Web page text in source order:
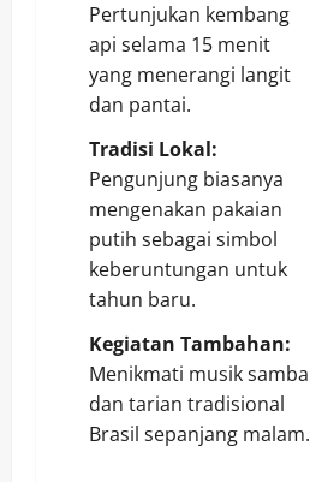
Pertunjukan kembang
api selama 15 menit
yang menerangi langit
dan pantai.
Tradisi Lokal:
Pengunjung biasanya
mengenakan pakaian
putih sebagai simbol
keberuntungan untuk
tahun baru.
Kegiatan Tambahan:
Menikmati musik samba
dan tarian tradisional
Brasil sepanjang malam.